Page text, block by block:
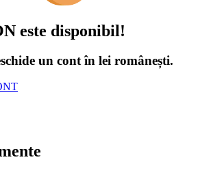
este disponibil!
un cont în lei românești.